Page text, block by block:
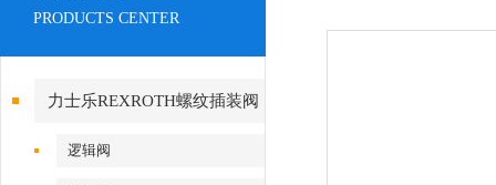
PRODUCTS CENTER
力士乐REXROTH螺纹插装阀
逻辑阀